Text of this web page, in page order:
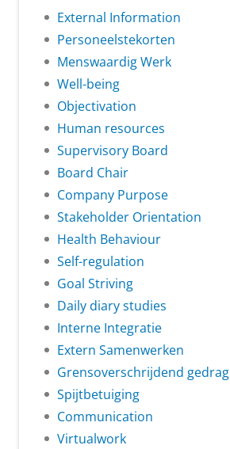
External Information
Personeelstekorten
Menswaardig Werk
Well-being
Objectivation
Human resources
Supervisory Board
Board Chair
Company Purpose
Stakeholder Orientation
Health Behaviour
Self-regulation
Goal Striving
Daily diary studies
Interne Integratie
Extern Samenwerken
Grensoverschrijdend gedrag
Spijtbetuiging
Communication
Virtualwork